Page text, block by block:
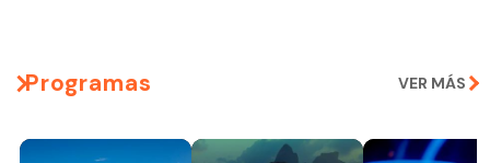
Programas VER MÁS